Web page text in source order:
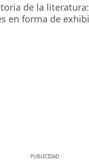
de la
en forma de